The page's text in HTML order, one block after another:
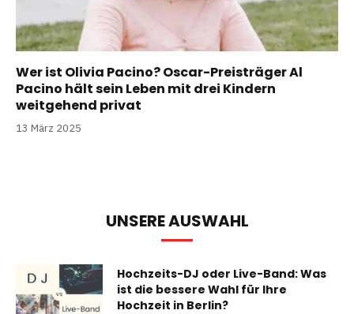
Wer ist Olivia Pacino? Oscar-Preisträger Al
Pacino hält sein Leben mit drei Kindern
weitgehend privat
13 März 2025
UNSERE AUSWAHL
Hochzeits-DJ oder Live-Band: Was
ist die bessere Wahl für Ihre
Hochzeit in Berlin?